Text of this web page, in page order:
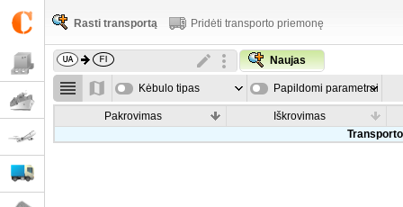
Rasti transportą Pridėti transporto priemonę
Naujas
Kėbulo tipas Papildomi parametrai
Pakrovimas
Iškrovimas